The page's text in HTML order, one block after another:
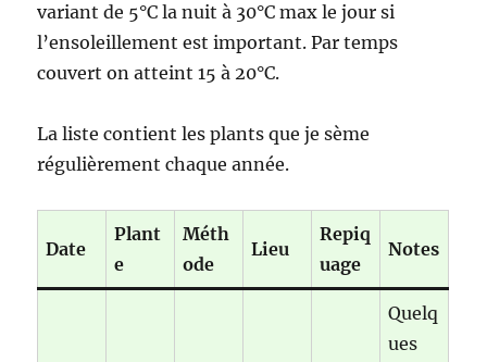
variant de 5°C la nuit à 30°C max le jour si
l’ensoleillement est important. Par temps
couvert on atteint 15 à 20°C.
La liste contient les plants que je sème
régulièrement chaque année.
Date
Plant
e
Méth
ode
Lieu
Repiq
uage
Notes
Quelq
ues